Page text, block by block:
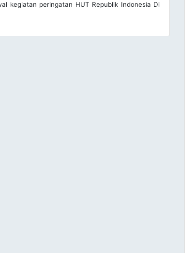
kegiatan peringatan HUT Republik Indonesia Di